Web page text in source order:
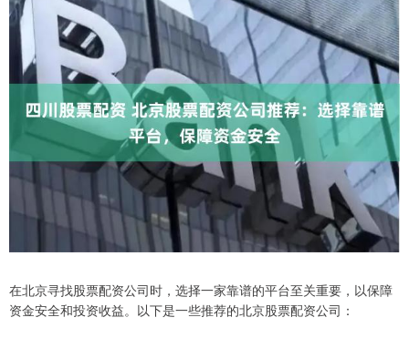
在北京寻找股票配资公司时，选择一家靠谱的平台至关重要，以保障
资金安全和投资收益。以下是一些推荐的北京股票配资公司：